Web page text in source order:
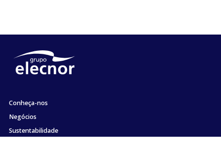
Conheça-nos
Negócios
Sustentabilidade